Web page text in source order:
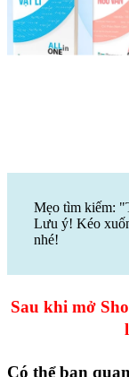
Mẹo tìm kiếm:
Lưu ý! Kéo
nhé!
Sau khi mở
Có thể bạn